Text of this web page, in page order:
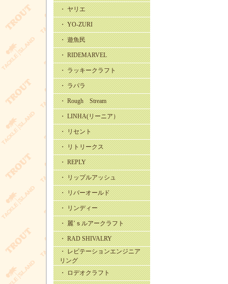
・ ヤリエ
・ YO-ZURI
・ 遊魚民
・ RIDEMARVEL
・ ラッキークラフト
・ ラパラ
・ Rough Stream
・ LINHA(リーニア）
・ リセント
・ リトリークス
・ REPLY
・ リップルアッシュ
・ リバーオールド
・ リンディー
・ 麗’ｓルアークラフト
・ RAD SHIVALRY
・ レビテーションエンジニア
リング
・ ロデオクラフト